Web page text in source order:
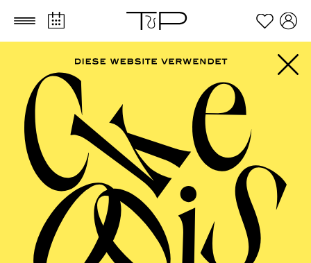
Zum Hauptinhalt springen Zum Footer springen
FILTER
SEPTEMBER 2026
PHILHARMONIE ESSEN
Friday
04.09.2026
20:00 - 23:00